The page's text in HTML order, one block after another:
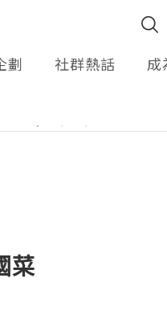
劃 社群熱話
菜